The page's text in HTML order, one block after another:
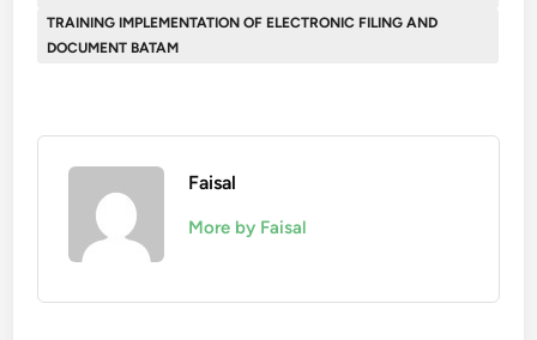
TRAINING IMPLEMENTATION OF ELECTRONIC FILING AND
DOCUMENT BATAM
Faisal
More by Faisal